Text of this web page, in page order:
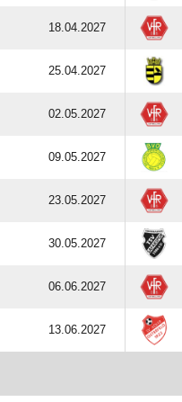
18.04.2027
25.04.2027
02.05.2027
09.05.2027
23.05.2027
30.05.2027
06.06.2027
13.06.2027